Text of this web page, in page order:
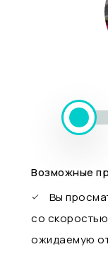
Возможные
Вы
со
ожидаемую